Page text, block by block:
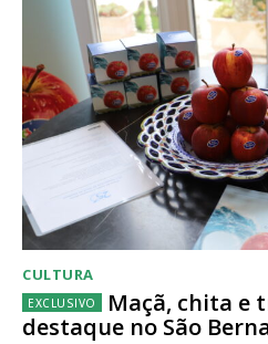
CULTURA
Maçã, chita e
destaque no São